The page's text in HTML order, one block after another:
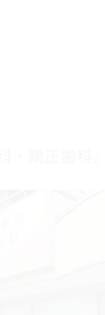
矯正歯科』